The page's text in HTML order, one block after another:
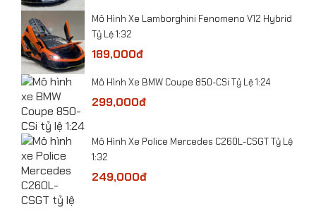
Mô hình máy bay Vận tải An-225 CCCP tỷ lệ
1:400
Mô Hình Xe Lamborghini Fenomeno V12 Hybrid
Tỷ Lệ 1:32
189,000đ
Mô Hình Xe BMW Coupe 850-CSi Tỷ Lệ 1:24
299,000đ
​Mô Hình Xe Police Mercedes C260L-CSGT Tỷ Lệ
1:32
249,000đ